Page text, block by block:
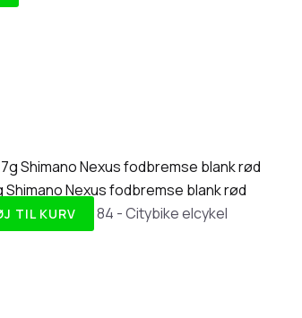
Shimano Nexus fodbremse blank rød
TIL KURV 84 - Citybike elcykel